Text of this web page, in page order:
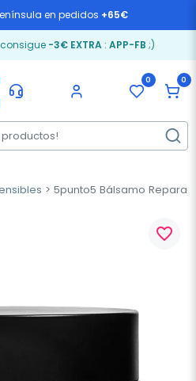
en pedidos +65€
consigue -3€ EXTRA: APP-FB ;)
0 0
5punto5 Bálsamo
favorite_border